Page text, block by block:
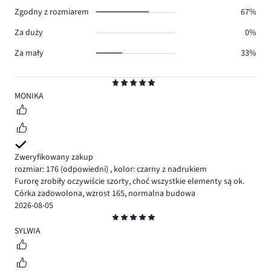
5
MONIKA
Zweryfikowany zakup
rozmiar: 176 (odpowiedni) , kolor: czarny z nadrukiem
Furorę zrobiły oczywiście szorty, choć wszystkie elementy są ok.
Córka zadowolona, wzrost 165, normalna budowa
2026-08-05
5
SYLWIA
Zgodny z rozmiarem
67%
Za duży
0%
Za mały
33%